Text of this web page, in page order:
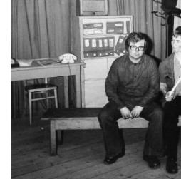
KDY, KDE A CO HRAJEME
HRY OD ROKU 1973
VIDEOZÁZNAMY Z HER
FOTOALBUM